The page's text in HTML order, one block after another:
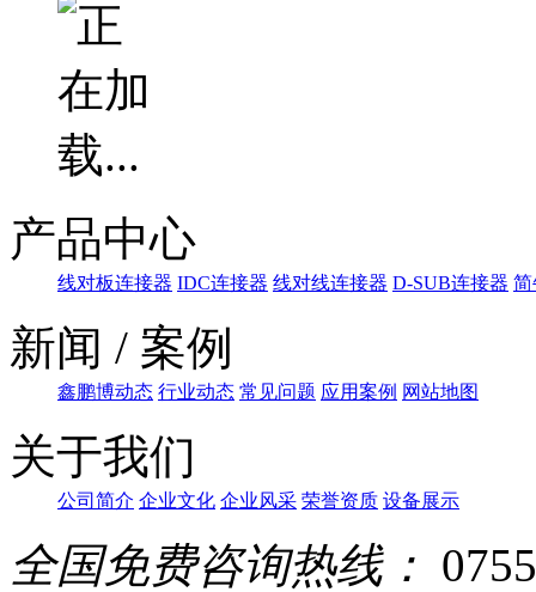
产品中心
线对板连接器 IDC连接器 线对线连接器 D-SUB连接器 简
新闻 / 案例
鑫鹏博动态 行业动态 常见问题 应用案例 网站地图
关于我们
公司简介 企业文化 企业风采 荣誉资质 设备展示
全国免费咨询热线：